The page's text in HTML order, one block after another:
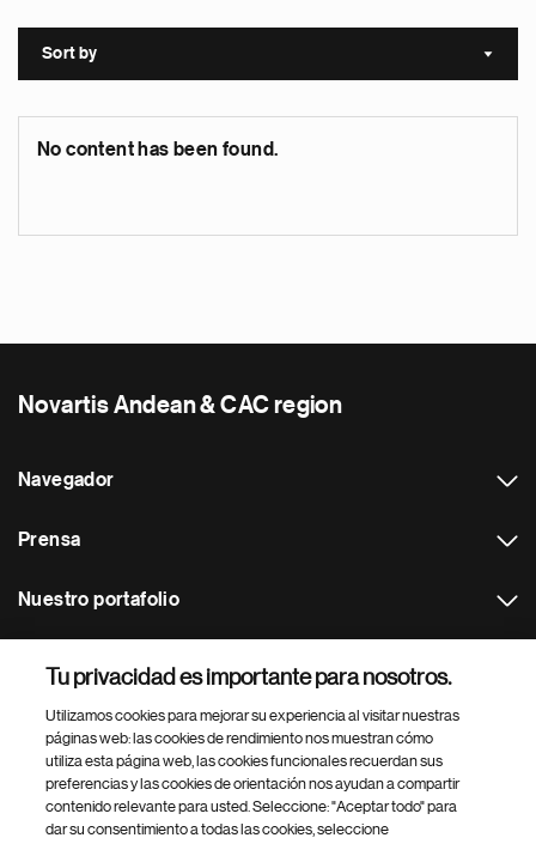
Sort by Sort
No content has been found.
Novartis Andean & CAC region
Navegador
Prensa
Nuestro portafolio
Footer Site Search
Tu privacidad es importante para nosotros.
Utilizamos cookies para mejorar su experiencia al visitar nuestras
páginas web: las cookies de rendimiento nos muestran cómo
utiliza esta página web, las cookies funcionales recuerdan sus
preferencias y las cookies de orientación nos ayudan a compartir
contenido relevante para usted. Seleccione: "Aceptar todo" para
dar su consentimiento a todas las cookies, seleccione